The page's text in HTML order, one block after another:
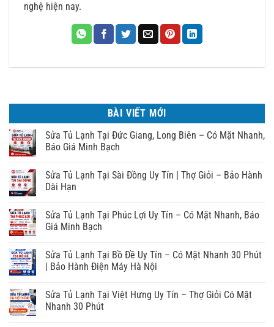
nghệ hiện nay.
BÀI VIẾT MỚI
Sửa Tủ Lạnh Tại Đức Giang, Long Biên – Có Mặt Nhanh,
Báo Giá Minh Bạch
Sửa Tủ Lạnh Tại Sài Đồng Uy Tín | Thợ Giỏi – Bảo Hành
Dài Hạn
Sửa Tủ Lạnh Tại Phúc Lợi Uy Tín – Có Mặt Nhanh, Báo
Giá Minh Bạch
Sửa Tủ Lạnh Tại Bồ Đề Uy Tín – Có Mặt Nhanh 30 Phút
| Bảo Hành Điện Máy Hà Nội
Sửa Tủ Lạnh Tại Việt Hưng Uy Tín – Thợ Giỏi Có Mặt
Nhanh 30 Phút